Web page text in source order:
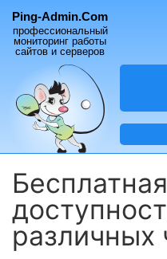
Ping-Admin.Com
профессиональный
мониторинг работы
сайтов и серверов
различных